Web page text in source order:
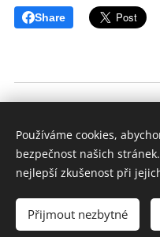
Share
Dokumenty
Používáme cookies,
bezpečnost našich
nejlepší zkušenost při
Přijmout nezbytné